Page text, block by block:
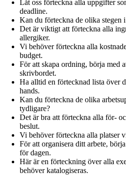
Låt oss förteckna alla uppgifter
deadline.
Kan du förteckna de olika stegen
Det är viktigt att förteckna alla
allergiker.
Vi behöver förteckna alla
budget.
För att skapa ordning, börja med
skrivbordet.
Ha alltid en förtecknad lista över
hands.
Kan du förteckna de olika
tydligare?
Det är bra att förteckna alla för-
beslut.
Vi behöver förteckna alla platser
För att organisera ditt arbete,
för dagen.
Här är en förteckning över alla
behöver katalogiseras.